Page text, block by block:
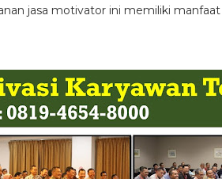
jasa motivator ini memiliki